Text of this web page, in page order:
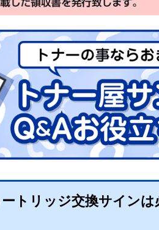
トリッジ交換サインは